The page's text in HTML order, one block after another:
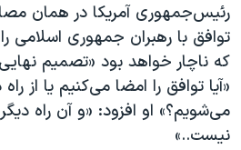
رئیس‌جمهوری آمریکا در همان
توافق با رهبران جمهوری اسلامی
که ناچار خواهد بود «تصمیم
«آیا توافق را امضا می‌کنیم یا از
می‌شویم؟» او افزود: «و آن راه
نیست..»